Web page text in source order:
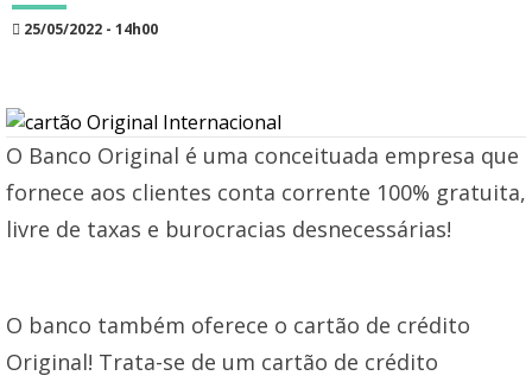
25/05/2022 - 14h00
O Banco Original é uma conceituada empresa que
fornece aos clientes conta corrente 100% gratuita,
livre de taxas e burocracias desnecessárias!
O banco também oferece o cartão de crédito
Original! Trata-se de um cartão de crédito